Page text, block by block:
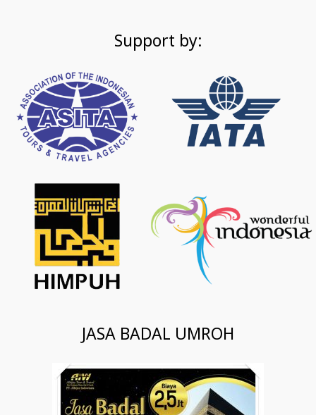
Support by:
JASA BADAL UMROH